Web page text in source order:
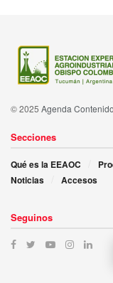
© 2025 Agenda
Secciones
Qué es la EEAOC
Noticias
Accesos
Seguinos